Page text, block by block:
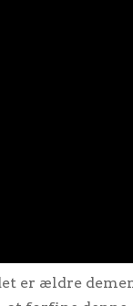
er ældre